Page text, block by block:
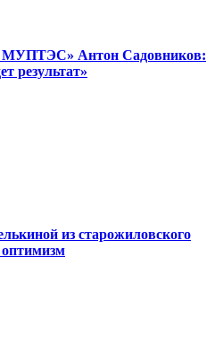
МУПТЭС» Антон Садовников:
результат»
из старожиловского